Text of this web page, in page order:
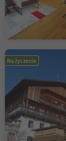
Na życzenie